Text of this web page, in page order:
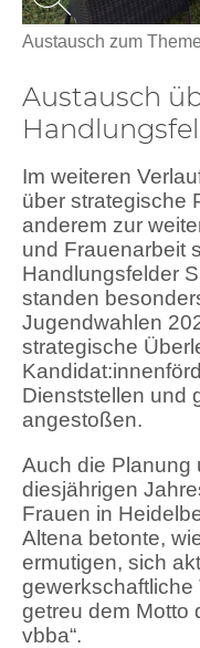
Austausch zum
Austausch
Im weiteren
über strategische
anderem zur
und Frauenarbeit
Handlungsfelder
standen
Jugendwahlen
strategische
Dienststellen und
angestoßen.
Auch die Planung
diesjährigen
Frauen in
Altena betonte,
ermutigen, sich
getreu dem Motto
vbba“.